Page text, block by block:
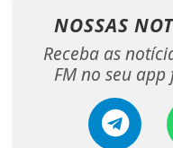
NOSSAS
Receba as
FM no seu